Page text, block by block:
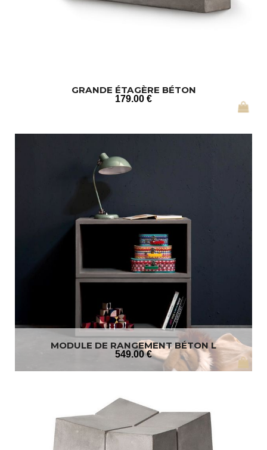
GRANDE ÉTAGÈRE BÉTON
179.00 €
MODULE DE RANGEMENT BÉTON L
549.00 €